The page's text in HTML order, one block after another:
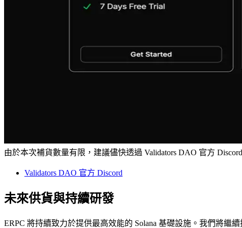
由於本次補貨數量有限，建議儘快透過 Validators DAO 官方
Validators DAO 官方 Discord
未來供貨與持續研發
ERPC 將持續致力於提供最高效能的 Solana 基礎設施。我們將繼